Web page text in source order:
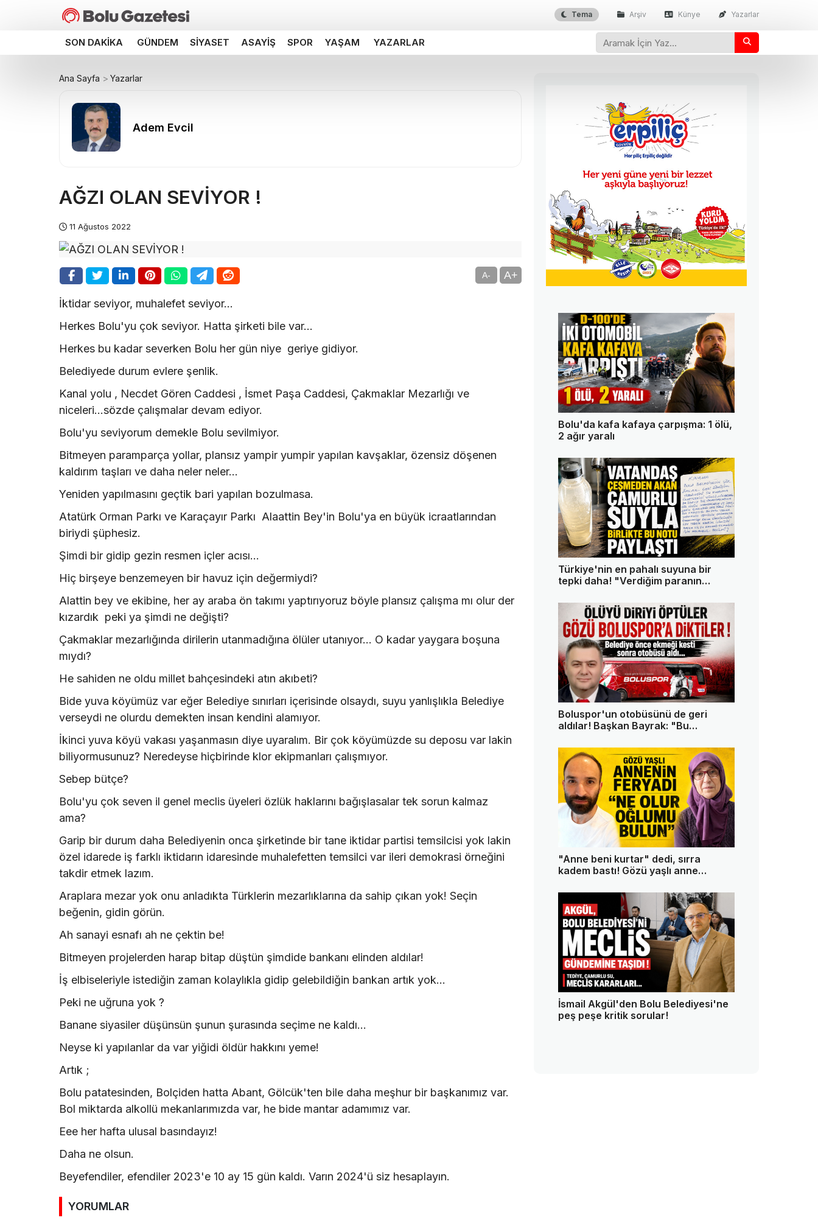
Tema Arşiv Künye Yazarlar
SON DAKIKA GÜNDEM SIYASET ASAYIŞ SPOR YAŞAM YAZARLAR
Ana Sayfa Yazarlar
Adem Evcil
AĞZI OLAN SEVİYOR !
11 Ağustos 2022
A- A+
İktidar seviyor, muhalefet seviyor...
Herkes Bolu'yu çok seviyor. Hatta şirketi bile var...
Herkes bu kadar severken Bolu her gün niye geriye gidiyor.
Belediyede durum evlere şenlik.
Kanal yolu , Necdet Gören Caddesi , İsmet Paşa Caddesi, Çakmaklar Mezarlığı ve
niceleri...sözde çalışmalar devam ediyor.
Bolu'yu seviyorum demekle Bolu sevilmiyor.
Bitmeyen paramparça yollar, plansız yampir yumpir yapılan kavşaklar, özensiz döşenen
kaldırım taşları ve daha neler neler...
Yeniden yapılmasını geçtik bari yapılan bozulmasa.
Atatürk Orman Parkı ve Karaçayır Parkı Alaattin Bey'in Bolu'ya en büyük icraatlarından
biriydi şüphesiz.
Şimdi bir gidip gezin resmen içler acısı...
Hiç birşeye benzemeyen bir havuz için değermiydi?
Alattin bey ve ekibine, her ay araba ön takımı yaptırıyoruz böyle plansız çalışma mı olur der
kızardık peki ya şimdi ne değişti?
Çakmaklar mezarlığında dirilerin utanmadığına ölüler utanıyor... O kadar yaygara boşuna
mıydı?
He sahiden ne oldu millet bahçesindeki atın akıbeti?
Bide yuva köyümüz var eğer Belediye sınırları içerisinde olsaydı, suyu yanlışlıkla Belediye
verseydi ne olurdu demekten insan kendini alamıyor.
İkinci yuva köyü vakası yaşanmasın diye uyaralım. Bir çok köyümüzde su deposu var lakin
biliyormusunuz? Neredeyse hiçbirinde klor ekipmanları çalışmıyor.
Sebep bütçe?
Bolu'yu çok seven il genel meclis üyeleri özlük haklarını bağışlasalar tek sorun kalmaz
ama?
Garip bir durum daha Belediyenin onca şirketinde bir tane iktidar partisi temsilcisi yok lakin
özel idarede iş farklı iktidarın idaresinde muhalefetten temsilci var ileri demokrasi örneğini
takdir etmek lazım.
Araplara mezar yok onu anladıkta Türklerin mezarlıklarına da sahip çıkan yok! Seçin
beğenin, gidin görün.
Ah sanayi esnafı ah ne çektin be!
Bitmeyen projelerden harap bitap düştün şimdide bankanı elinden aldılar!
İş elbiseleriyle istediğin zaman kolaylıkla gidip gelebildiğin bankan artık yok...
Peki ne uğruna yok ?
Banane siyasiler düşünsün şunun şurasında seçime ne kaldı...
Neyse ki yapılanlar da var yiğidi öldür hakkını yeme!
Artık ;
Bolu patatesinden, Bolçiden hatta Abant, Gölcük'ten bile daha meşhur bir başkanımız var.
Bol miktarda alkollü mekanlarımızda var, he bide mantar adamımız var.
Eee her hafta ulusal basındayız!
Daha ne olsun.
Beyefendiler, efendiler 2023'e 10 ay 15 gün kaldı. Varın 2024'ü siz hesaplayın.
YORUMLAR
Bolu'da kafa kafaya çarpışma: 1 ölü,
2 ağır yaralı
Türkiye'nin en pahalı suyuna bir
tepki daha! "Verdiğim paranın
Boluspor'un otobüsünü de geri
aldılar! Başkan Bayrak: "Bu
"Anne beni kurtar" dedi, sırra
kadem bastı! Gözü yaşlı anne
İsmail Akgül'den Bolu Belediyesi'ne
peş peşe kritik sorular!